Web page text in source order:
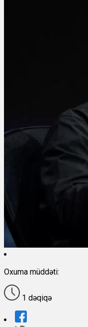
Oxuma müddəti:
1 dəqiqə